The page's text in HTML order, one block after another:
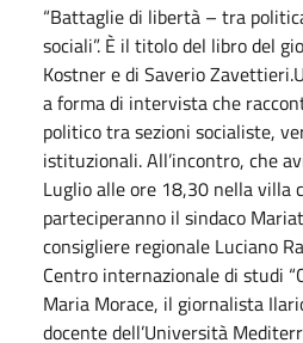
“Battaglie di libertà – tra
sociali”. È il titolo del libro del
Kostner e di Saverio
a forma di intervista che
politico tra sezioni socialiste,
istituzionali. All’incontro, che
Luglio alle ore 18,30 nella villa
parteciperanno il sindaco
consigliere regionale Luciano
Centro internazionale di studi
Maria Morace, il giornalista
docente dell’Università